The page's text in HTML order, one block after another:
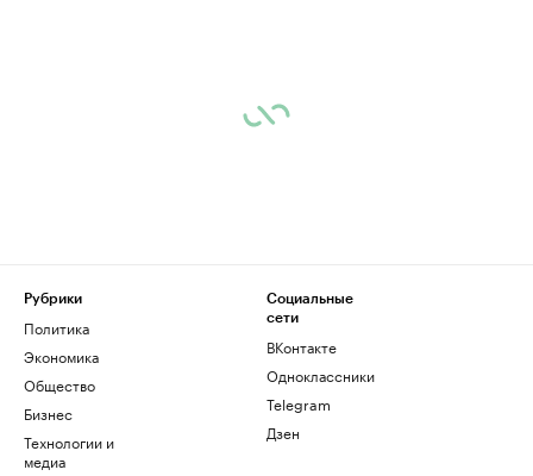
Рубрики
Политика
Экономика
Общество
Бизнес
Технологии и
медиа
Социальные
сети
ВКонтакте
Одноклассники
Telegram
Дзен